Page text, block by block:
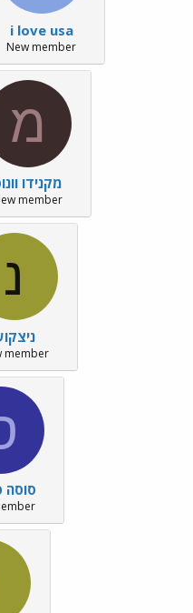
י
ך
i love usa
New member
מ
מקנידו
member
נ
member
סוסה